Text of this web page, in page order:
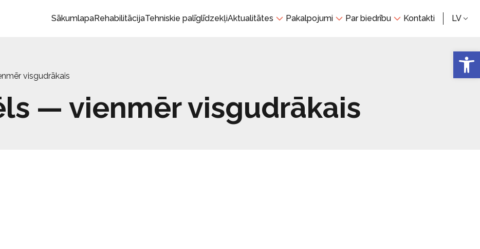
SākumlapaRehabilitācijaTehniskie palīglīdzekļiAktualitātes Pakalpojumi Par biedrību Kontakti LV
visgudrākais
— vienmēr visgudrākais